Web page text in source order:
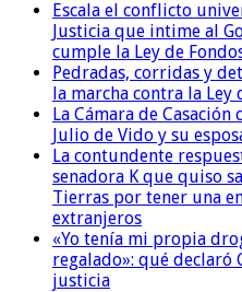
Escala el conflicto
Justicia que intime al
cumple la Ley de
Pedradas, corridas y
la marcha contra la
La Cámara de
Julio de Vido y su
La contundente
senadora K que quiso
Tierras por tener una
extranjeros
«Yo tenía mi propia
regalado»: qué declaró
justicia